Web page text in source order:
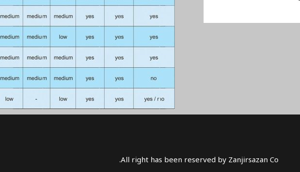
All right has been reserved by Zanjirsazan Co.